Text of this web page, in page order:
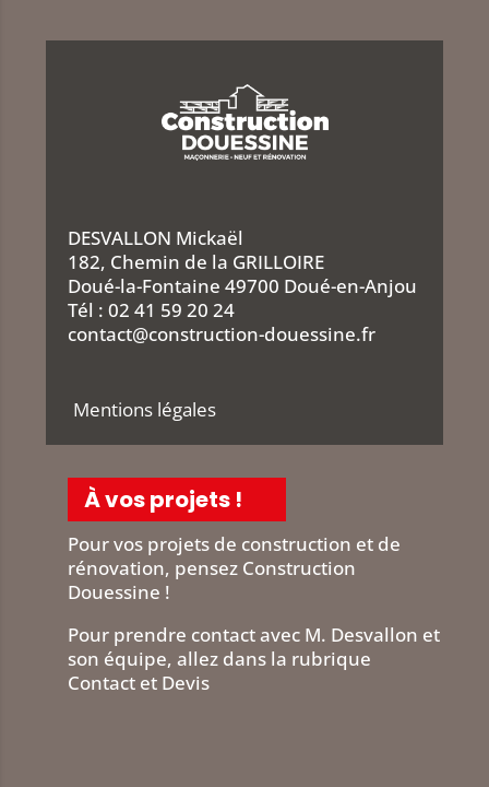
DESVALLON Mickaël
182, Chemin de la GRILLOIRE
Doué-la-Fontaine 49700 Doué-en-Anjou
Tél :02 41 59 20 24
contact@construction-douessine.fr
Mentions légales
À vos projets !
Pour vos projets de construction et de
rénovation, pensez Construction
Douessine !
Pour prendre contact avec M. Desvallon et
son équipe, allez dans la rubrique
Contact et Devis